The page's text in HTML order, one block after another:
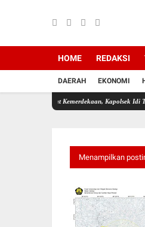
HOME REDAKSI
DAERAH EKONOMI
Kemerdekaan, Kapolsek Idi Tunong
Menampilkan